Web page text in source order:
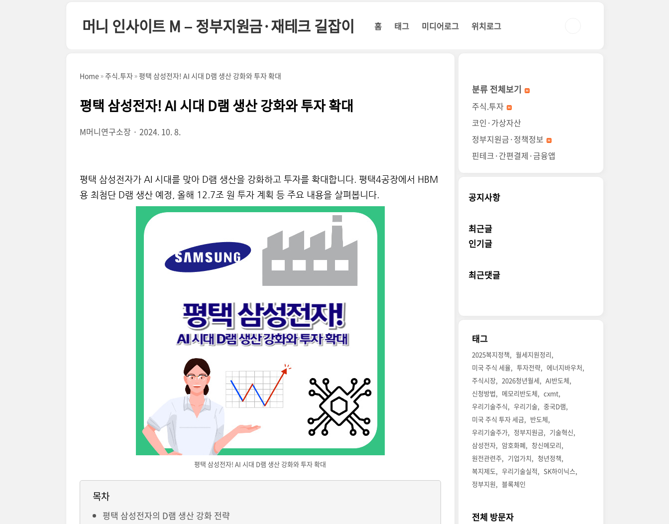
머니 인사이트 M – 정부지원금·재테크 길잡이 홈 태그 미디어로그 위치로그
Home 주식.투자 평택 삼성전자! AI 시대 D램 생산 강화와 투자 확대
평택 삼성전자! AI 시대 D램 생산 강화와 투자 확대
M머니연구소장 2024. 10. 8.
평택 삼성전자가 AI 시대를 맞아 D램 생산을 강화하고 투자를 확대합니다. 평택4공장에서 HBM
용 최첨단 D램 생산 예정, 올해 12.7조 원 투자 계획 등 주요 내용을 살펴봅니다.
평택 삼성전자! AI 시대 D램 생산 강화와 투자 확대
목차
평택 삼성전자의 D램 생산 강화 전략
분류 전체보기
주식.투자
코인·가상자산
정부지원금·정책정보
핀테크·간편결제·금융앱
공지사항
최근글
인기글
최근댓글
태그
2025복지정책
월세지원정리
미국 주식 세율
투자전략
에너지바우처
주식시장
2026청년월세
AI반도체
신청방법
메모리반도체
cxmt
우리기술주식
우리기술
중국D램
미국 주식 투자 세금
반도체
우리기술주가
정부지원금
기술혁신
삼성전자
암호화폐
창신메모리
원전관련주
기업가치
청년정책
복지제도
우리기술실적
SK하이닉스
정부지원
블록체인
전체 방문자